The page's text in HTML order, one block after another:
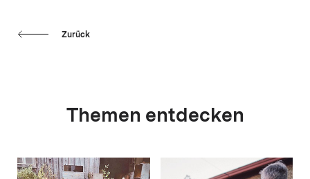
Zurück
Themen entdecken